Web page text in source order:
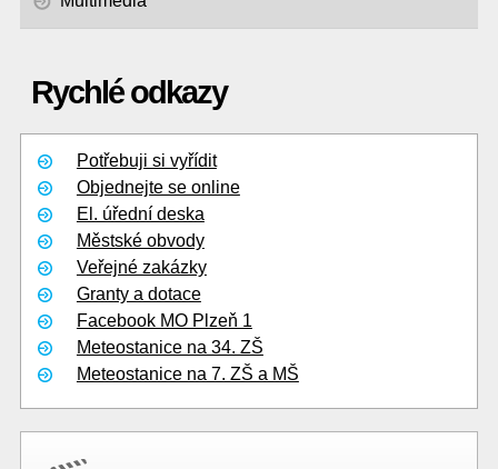
Rychlé odkazy
Potřebuji si vyřídit
Objednejte se online
El. úřední deska
Městské obvody
Veřejné zakázky
Granty a dotace
Facebook MO Plzeň 1
Meteostanice na 34. ZŠ
Meteostanice na 7. ZŠ a MŠ